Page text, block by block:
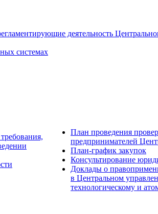
деятельность
системах
План проведения
предпринимателей
План-график закупок
Консультирование
Доклады о
в Центральном
технологическому и